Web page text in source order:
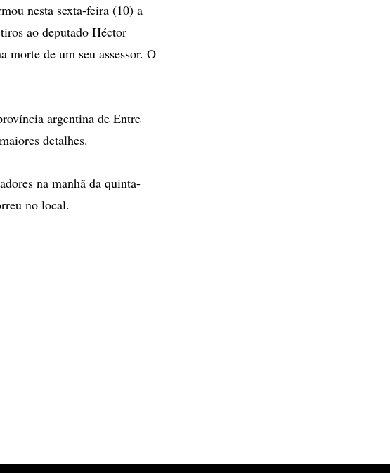
nesta sexta-feira (10) a
ao deputado Héctor
morte de um seu assessor. O
argentina de Entre
detalhes.
na manhã da quinta-
no local.